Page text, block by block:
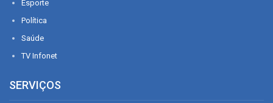
Esporte
Política
Saúde
TV Infonet
SERVIÇOS